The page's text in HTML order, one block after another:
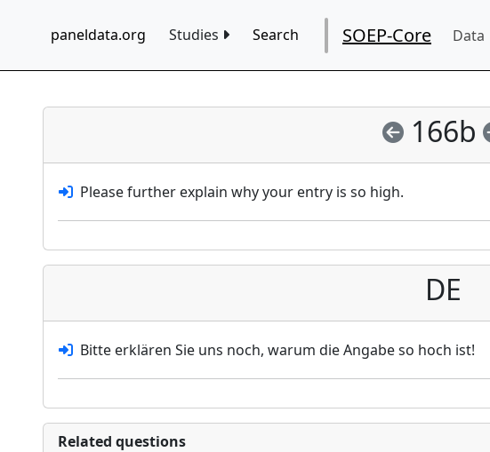
paneldata.org Studies Search SOEP-Core Data
166b
Please further explain why your entry is so high.
DE
Bitte erklären Sie uns noch, warum die Angabe so hoch ist!
Related questions